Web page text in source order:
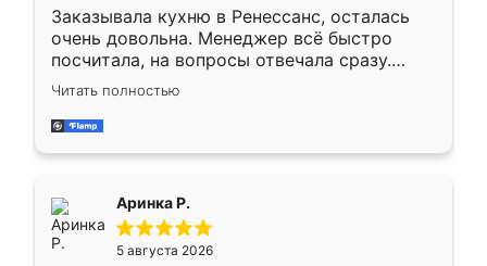
Заказывала кухню в Ренессанс, осталась
очень довольна. Менеджер всё быстро
посчитала, на вопросы отвечала сразу.
Замерщик приехал в субботу, подошёл к
делу со всей ответственностью. Собрали
за день, ребята работали аккуратно, даже
Читать полностью
Аринка Р.
5 августа 2026